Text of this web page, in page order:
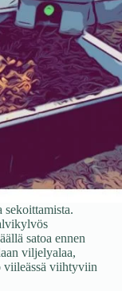
satoa ennen
viljelyalaa,
viileässä viihtyviin